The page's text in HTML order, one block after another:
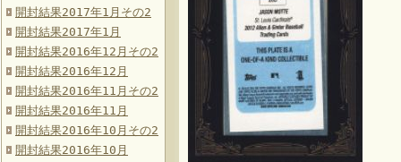
開封結果2017年1月その2
開封結果2017年1月
開封結果2016年12月その2
開封結果2016年12月
開封結果2016年11月その2
開封結果2016年11月
開封結果2016年10月その2
開封結果2016年10月